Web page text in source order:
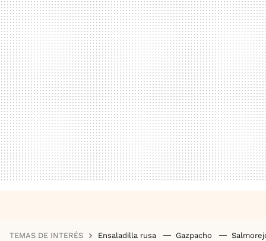
TEMAS DE INTERÉS Ensaladilla rusa Gazpacho